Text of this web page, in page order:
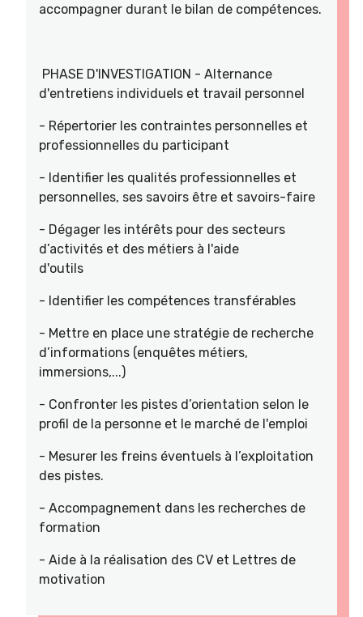
accompagner durant le bilan de compétences.
PHASE D'INVESTIGATION - Alternance
d'entretiens individuels et travail personnel
- Répertorier les contraintes personnelles et
professionnelles du participant
- Identifier les qualités professionnelles et
personnelles, ses savoirs être et savoirs-faire
- Dégager les intérêts pour des secteurs
d’activités et des métiers à l'aide
d'outils
- Identifier les compétences transférables
- Mettre en place une stratégie de recherche
d’informations (enquêtes métiers,
immersions,...)
- Confronter les pistes d’orientation selon le
profil de la personne et le marché de l'emploi
- Mesurer les freins éventuels à l’exploitation
des pistes.
- Accompagnement dans les recherches de
formation
- Aide à la réalisation des CV et Lettres de
motivation